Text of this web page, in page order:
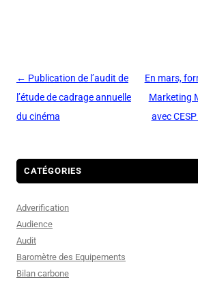
Navigation
des
articles
← Publication de l’audit de
l’étude de cadrage annuelle
du cinéma
En mars,
Marketing
avec
CATÉGORIES
Adverification
Audience
Audit
Baromètre des Equipements
Bilan carbone